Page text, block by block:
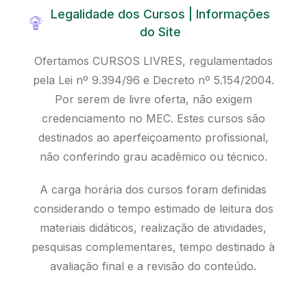
Legalidade dos Cursos | Informações
do Site
Ofertamos CURSOS LIVRES, regulamentados
pela Lei nº 9.394/96 e Decreto nº 5.154/2004.
Por serem de livre oferta, não exigem
credenciamento no MEC. Estes cursos são
destinados ao aperfeiçoamento profissional,
não conferindo grau acadêmico ou técnico.
A carga horária dos cursos foram definidas
considerando o tempo estimado de leitura dos
materiais didáticos, realização de atividades,
pesquisas complementares, tempo destinado à
avaliação final e a revisão do conteúdo.